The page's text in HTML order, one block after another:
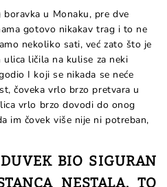
u Monaku, pre dve
gotovo nikakav trag i to ne
nekoliko sati, već zato što je
ličila na kulise za neki
I koji se nikada se neće
čoveka vrlo brzo pretvara u
vrlo brzo dovodi do onog
im čovek više nije ni potreban,
BIO SIGURAN
NESTALA. TO